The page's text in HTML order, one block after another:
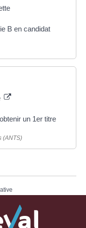
B en candidat
un 1er titre
(ANTS)